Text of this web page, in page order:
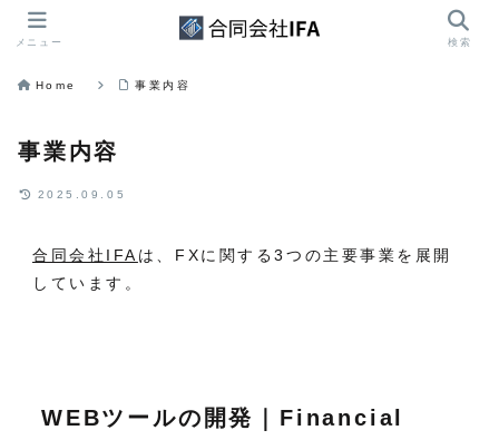
Home 事業内容
事業内容
2025.09.05
合同会社IFA は、FXに関する3つの主要事業を展開
しています。
WEBツールの開発｜Financial
メニュー 検索